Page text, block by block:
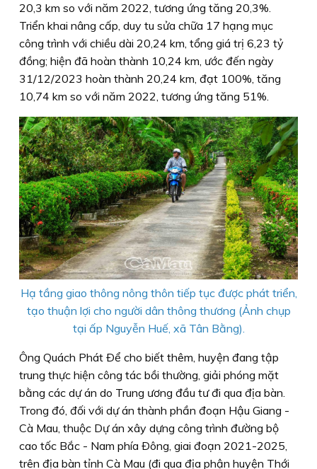
20,3 km so với năm 2022, tương ứng tăng 20,3%.
Triển khai nâng cấp, duy tu sửa chữa 17 hạng mục
công trình với chiều dài 20,24 km, tổng giá trị 6,23 tỷ
đồng; hiện đã hoàn thành 10,24 km, ước đến ngày
31/12/2023 hoàn thành 20,24 km, đạt 100%, tăng
10,74 km so với năm 2022, tương ứng tăng 51%.
Hạ tầng giao thông nông thôn tiếp tục được phát triển,
tạo thuận lợi cho người dân thông thương (Ảnh chụp
tại ấp Nguyễn Huế, xã Tân Bằng).
Ông Quách Phát Ðể cho biết thêm, huyện đang tập
trung thực hiện công tác bồi thường, giải phóng mặt
bằng các dự án do Trung ương đầu tư đi qua địa bàn.
Trong đó, đối với dự án thành phần đoạn Hậu Giang -
Cà Mau, thuộc Dự án xây dựng công trình đường bộ
cao tốc Bắc - Nam phía Ðông, giai đoạn 2021-2025,
trên địa bàn tỉnh Cà Mau (đi qua địa phận huyện Thới